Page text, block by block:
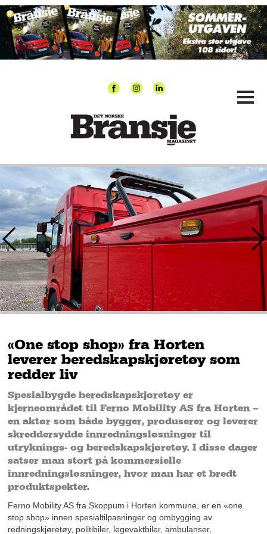
«One stop shop» fra Horten
leverer beredskapskjøretøy som
redder liv
Spesialbygde beredskapskjøretøy er
kjerneområdet til Ferno Mobility AS fra Horten –
en aktør som både bygger, produserer og leverer
skreddersydde innredningsløsninger til
utryknings- og beredskapskjøretøy. I disse dager
satser man stort på kommersielle
innredningsløsninger, hvor man har et bredt
produktspekter.
Ferno Mobility AS fra Skoppum i Horten kommune, er en «one
stop shop» innen spesialtilpasninger og ombygging av
redningskjøretøy, politibiler, legevaktbiler, ambulanser,